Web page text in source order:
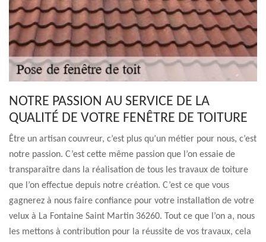
NOTRE PASSION AU SERVICE DE LA
QUALITÉ DE VOTRE FENÊTRE DE TOITURE
Être un artisan couvreur, c’est plus qu’un métier pour nous, c’est
notre passion. C’est cette même passion que l’on essaie de
transparaître dans la réalisation de tous les travaux de toiture
que l’on effectue depuis notre création. C’est ce que vous
gagnerez à nous faire confiance pour votre installation de votre
velux à La Fontaine Saint Martin 36260. Tout ce que l’on a, nous
les mettons à contribution pour la réussite de vos travaux, cela